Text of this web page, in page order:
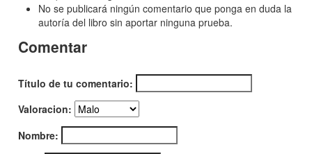
No se publicará ningún comentario que ponga en duda la
autoría del libro sin aportar ninguna prueba.
Comentar
Título de tu comentario:
Valoracion:
Nombre: